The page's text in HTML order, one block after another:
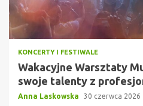
KONCERTY I FESTIWALE
Wakacyjne Warsztaty
swoje talenty z
Anna Laskowska 30 czerwca 2026